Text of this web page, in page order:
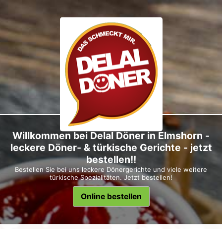
Willkommen bei Delal Döner in Elmshorn -
leckere Döner- & türkische Gerichte - jetzt
bestellen!!
Bestellen Sie bei uns leckere Dönergerichte und viele weitere
türkische Spezialitäten. Jetzt bestellen!
Online bestellen